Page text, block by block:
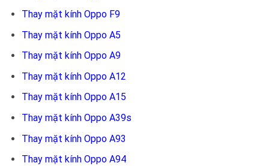
Thay mặt kính Oppo F9
Thay mặt kính Oppo A5
Thay mặt kính Oppo A9
Thay mặt kính Oppo A12
Thay mặt kính Oppo A15
Thay mặt kính Oppo A39s
Thay mặt kính Oppo A93
Thay mặt kính Oppo A94